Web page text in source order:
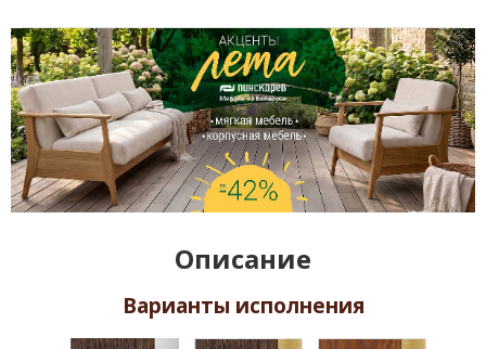
Описание
Варианты исполнения